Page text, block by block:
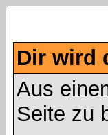
Dir wird
Aus
Seite zu